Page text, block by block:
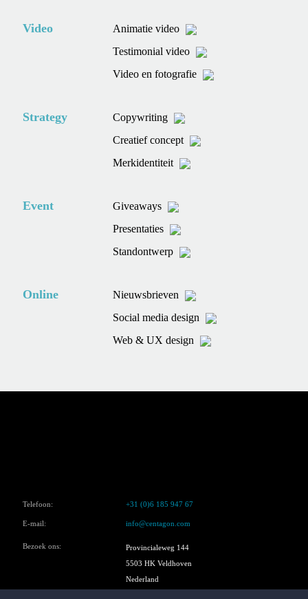
Video
Animatie video
Testimonial video
Video en fotografie
Strategy
Copywriting
Creatief concept
Merkidentiteit
Event
Giveaways
Presentaties
Standontwerp
Online
Nieuwsbrieven
Social media design
Web & UX design
Telefoon:
E-mail:
+31 (0)6 185 947 67
info@centagon.com
Bezoek ons:
Provincialeweg 144
5503 HK Veldhoven
Nederland